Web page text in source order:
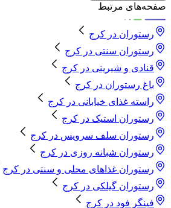
صفحه‌های مرتبط
رستوران در کرج
رستوران سنتی در کرج
قنادی و شیرینی در کرج
باغ رستوران در کرج
راسته غذای خیابانی در کرج
رستوران استیک در کرج
رستوران سلف سرویس در کرج
رستوران شبانه روزی در کرج
رستوران غذاهای محلی و سنتی در کرج
رستوران گیلکی در کرج
فینگر فود در کرج